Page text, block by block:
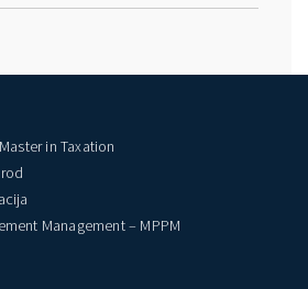
in Taxation
Management – MPPM